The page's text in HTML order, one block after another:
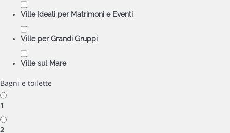
Ville Ideali per Matrimoni e Eventi
Ville per Grandi Gruppi
Ville sul Mare
Bagni e toilette
1
2